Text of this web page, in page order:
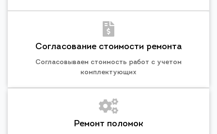
Согласование стоимости ремонта
Согласовываем стоимость работ с учетом
комплектующих
Ремонт поломок